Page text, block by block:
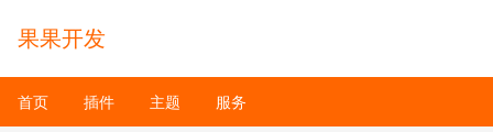
果果开发
首页 插件 主题 服务